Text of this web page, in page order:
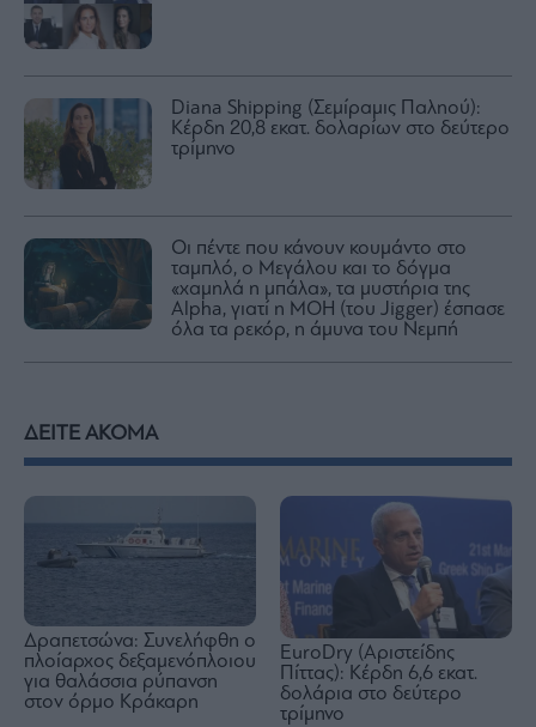
Diana Shipping (Σεμίραμις Παληού):
Κέρδη 20,8 εκατ. δολαρίων στο δεύτερο
τρίμηνο
Οι πέντε που κάνουν κουμάντο στο
ταμπλό, ο Μεγάλου και το δόγμα
«χαμηλά η μπάλα», τα μυστήρια της
Alpha, γιατί η ΜΟΗ (του Jigger) έσπασε
όλα τα ρεκόρ, η άμυνα του Νεμπή
ΔΕΙΤΕ ΑΚΟΜΑ
Δραπετσώνα: Συνελήφθη ο
πλοίαρχος δεξαμενόπλοιου
για θαλάσσια ρύπανση
στον όρμο Κράκαρη
EuroDry (Αριστείδης
Πίττας): Κέρδη 6,6 εκατ.
δολάρια στο δεύτερο
τρίμηνο